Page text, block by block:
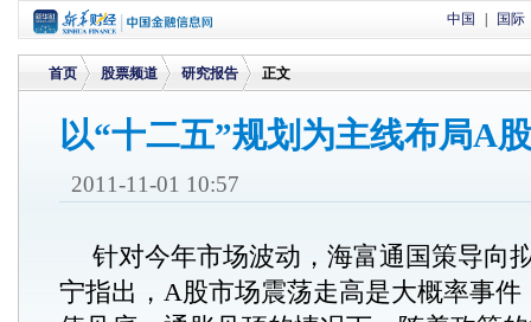
中国 国际
首页
>
股票频道
>
研究报告 正文
以“十二五”规划为主线布局A股
2011-11-01 10:57
针对今年市场波动，海富通国策导向
宁指出，A股市场震荡走高是大概率事件